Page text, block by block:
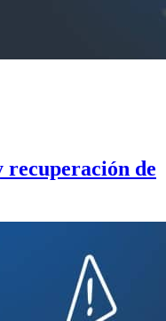
recuperación de